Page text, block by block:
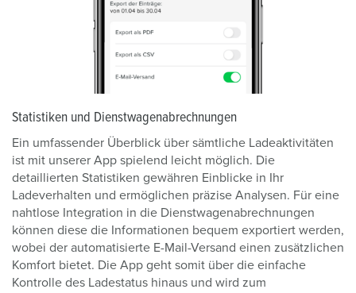
Statistiken und Dienstwagenabrechnungen
Ein umfassender Überblick über sämtliche Ladeaktivitäten
ist mit unserer App spielend leicht möglich. Die
detaillierten Statistiken gewähren Einblicke in Ihr
Ladeverhalten und ermöglichen präzise Analysen. Für eine
nahtlose Integration in die Dienstwagenabrechnungen
können diese die Informationen bequem exportiert werden,
wobei der automatisierte E-Mail-Versand einen zusätzlichen
Komfort bietet. Die App geht somit über die einfache
Kontrolle des Ladestatus hinaus und wird zum